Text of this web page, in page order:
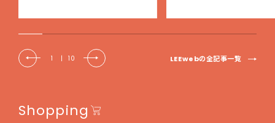
EE DAYS club tanpopo】
1 | 10 LEEwebの全記事一覧
Shopping